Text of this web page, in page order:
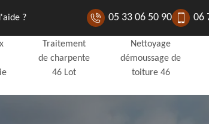
? 05 33 06 50 90 06
Traitement
de charpente
46 Lot
Nettoyage
démoussage de
toiture 46